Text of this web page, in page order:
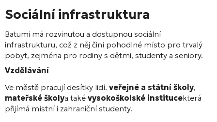
Sociální infrastruktura
Batumi má rozvinutou a dostupnou sociální
infrastrukturu, což z něj činí pohodlné místo pro trvalý
pobyt, zejména pro rodiny s dětmi, studenty a seniory.
Vzdělávání
Ve městě pracují desítky lidí. veřejné a státní školy,
mateřské školya také vysokoškolské institucekterá
přijímá místní i zahraniční studenty.